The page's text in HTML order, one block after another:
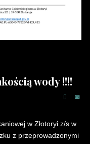
wody !!!!
w Złotoryi z/s w
z przeprowadzonymi